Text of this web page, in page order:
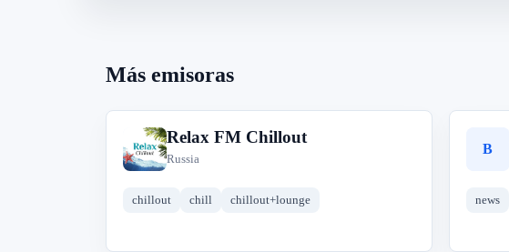
Más emisoras
R
Relax FM Chillout
Russia
chillout chill chillout+lounge
В
news